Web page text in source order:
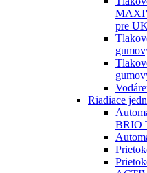
pre
Riadiace
BRIO